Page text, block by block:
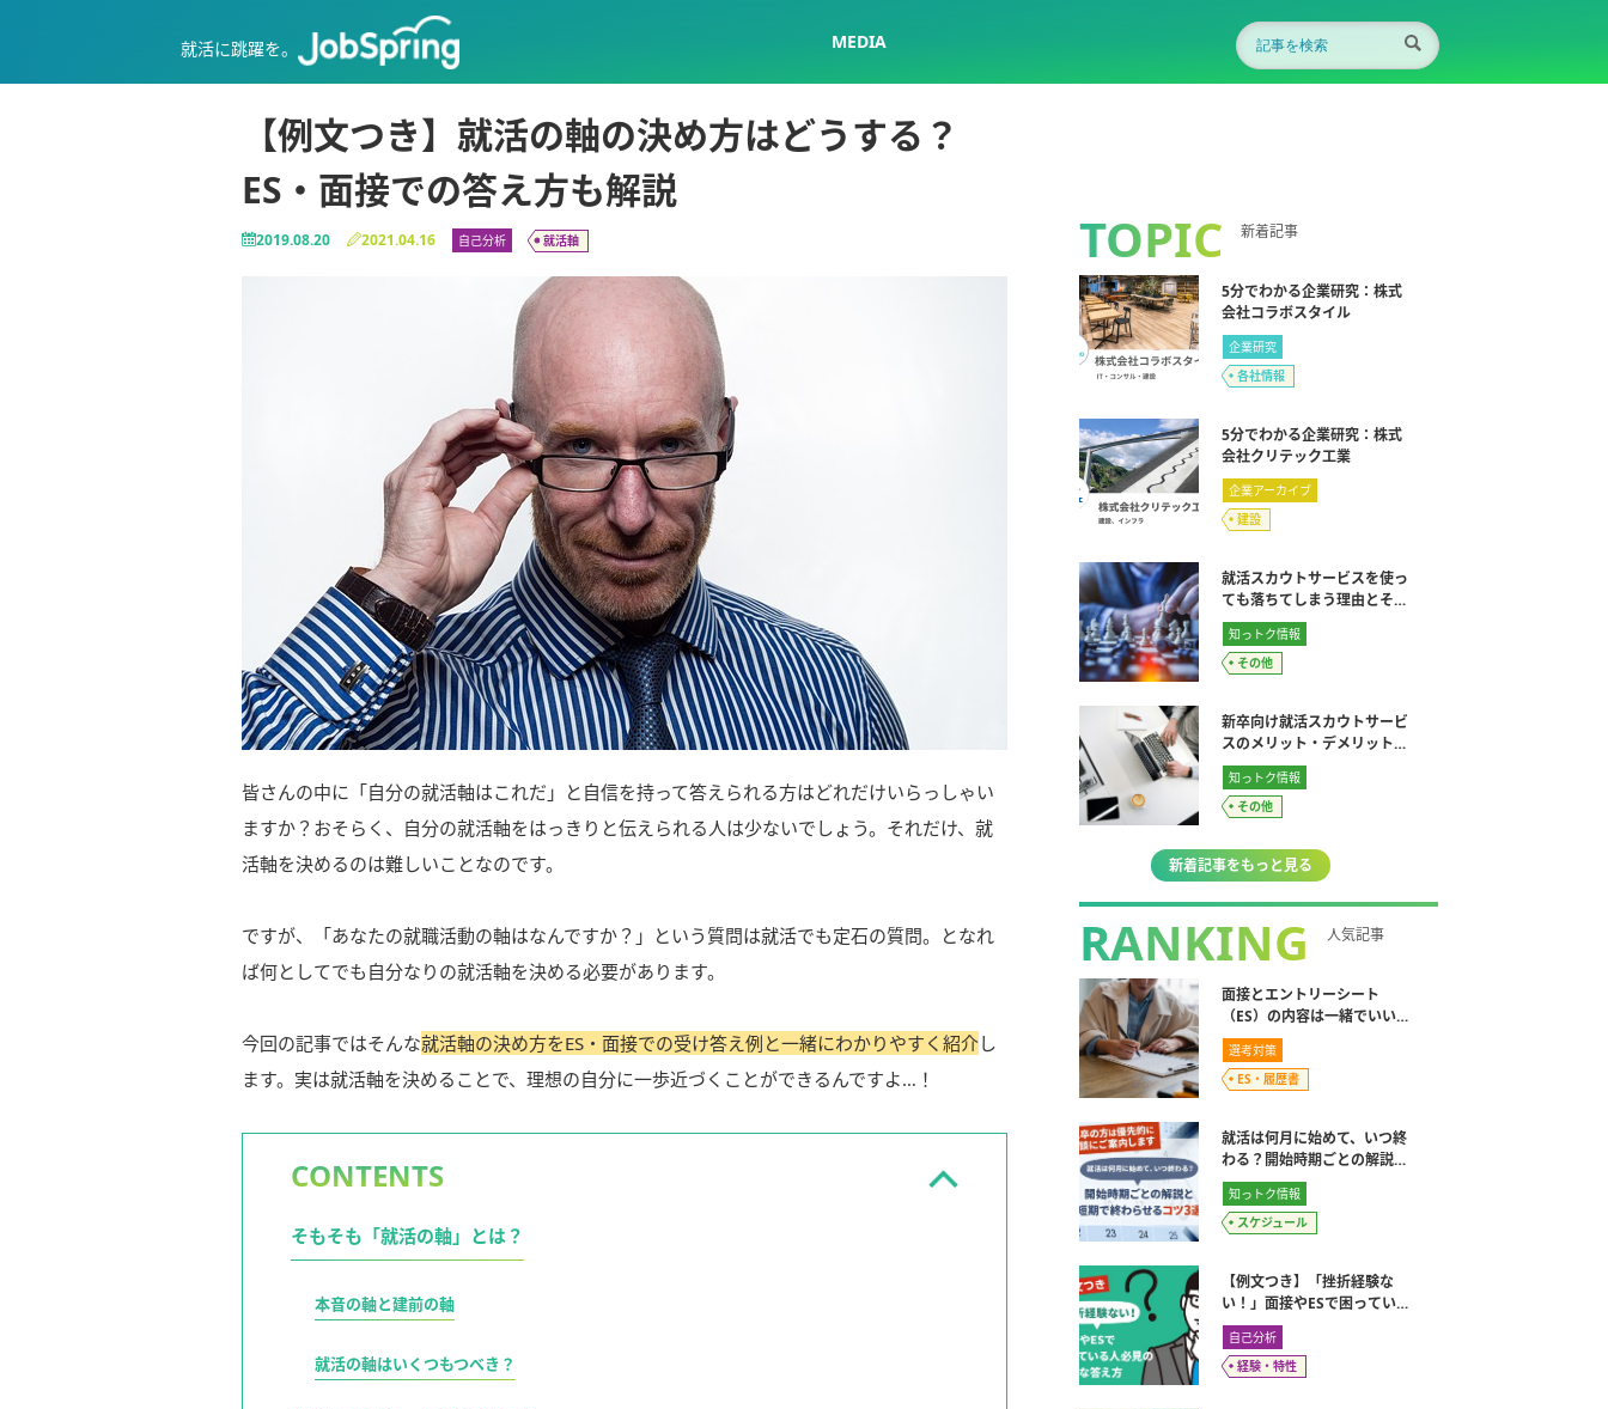
就活に跳躍を。 MEDIA
【例文つき】就活の軸の決め方はどうする？
ES・面接での答え方も解説
2019.08.20 2021.04.16 自己分析 就活軸
皆さんの中に「自分の就活軸はこれだ」と自信を持って答えられる方はどれだけいらっしゃい
ますか？おそらく、自分の就活軸をはっきりと伝えられる人は少ないでしょう。それだけ、就
活軸を決めるのは難しいことなのです。
ですが、「あなたの就職活動の軸はなんですか？」という質問は就活でも定石の質問。となれ
ば何としてでも自分なりの就活軸を決める必要があります。
今回の記事ではそんな就活軸の決め方をES・面接での受け答え例と一緒にわかりやすく紹介し
ます。実は就活軸を決めることで、理想の自分に一歩近づくことができるんですよ…！
CONTENTS
そもそも「就活の軸」とは？
本音の軸と建前の軸
就活の軸はいくつもつべき？
TOPIC 新着記事
5分でわかる企業研究：株式
会社コラボスタイル
企業研究
各社情報
5分でわかる企業研究：株式
会社クリテック工業
企業アーカイブ
建設
就活スカウトサービスを使っ
ても落ちてしまう理由とその
対策方法
知っトク情報
その他
新卒向け就活スカウトサービ
スのメリット・デメリットな
ど使い方まとめ【完全版】
知っトク情報
その他
新着記事をもっと見る
RANKING 人気記事
面接とエントリーシート
（ES）の内容は一緒でいいの
か？違うことを伝えるのは
NG？
選考対策
ES・履歴書
就活は何月に始めて、いつ終
わる？開始時期ごとの解説と
短期で終わらせるコツ3選
知っトク情報
スケジュール
【例文つき】「挫折経験な
い！」面接やESで困っている
人必見の上手な答え方
自己分析
経験・特性